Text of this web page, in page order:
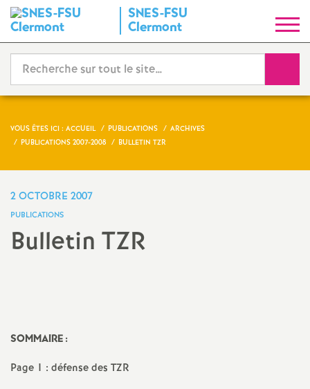
SNES-FSU
Clermont
y
n
i
VOUS ÊTES ICI : ACCUEIL PUBLICATIONS
ARCHIVES
PUBLICATIONS 2007-2008
BULLETIN TZR
2 OCTOBRE 2007
PUBLICATIONS
Bulletin TZR
SOMMAIRE :
Page 1 : défense des TZR